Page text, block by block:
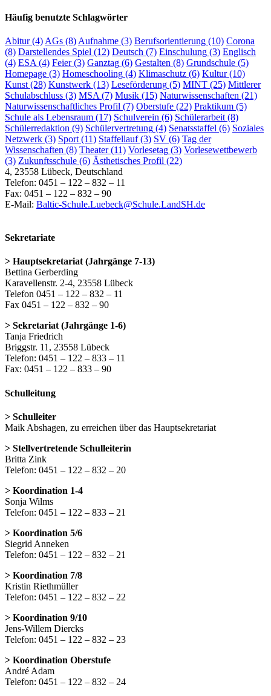
Häufig benutzte Schlagwörter
Abitur(4) AGs (8) Aufnahme (3) Berufsorientierung (10) Corona
(8) Darstellendes Spiel (12) Deutsch (7) Einschulung (3) Englisch
(4) ESA (4) Feier(3) Ganztag (6) Gestalten (8) Grundschule (5)
Homepage (3) Homeschooling (4) Klimaschutz (6) Kultur(10)
Kunst (28) Kunstwerk (13) Leseförderung (5) MINT (25) Mittlerer
Schulabschluss (3) MSA (7) Musik (15) Naturwissenschaften (21)
Naturwissenschaftliches Profil (7) Oberstufe (22) Praktikum (5)
Schule als Lebensraum (17) Schulverein (6) Schülerarbeit (8)
Schülerredaktion (9) Schülervertretung (4) Senatsstaffel (6) Soziales
Netzwerk (3) Sport (11) Staffellauf(3) SV (6) Tag der
Wissenschaften (8) Theater(11) Vorlesetag (3) Vorlesewettbewerb
(3) Zukunftsschule (6) Ästhetisches Profil (22)
4, 23558 Lübeck, Deutschland
Telefon: 0451 – 122 – 832 – 11
Fax: 0451 – 122 – 832 – 90
E-Mail: Baltic-Schule.Luebeck@Schule.LandSH.de
Sekretariate
> Hauptsekretariat (Jahrgänge 7-13)
Bettina Gerberding
Karavellenstr. 2-4, 23558 Lübeck
Telefon 0451 – 122 – 832 – 11
Fax 0451 – 122 – 832 – 90
> Sekretariat (Jahrgänge 1-6)
Tanja Friedrich
Briggstr. 11, 23558 Lübeck
Telefon: 0451 – 122 – 833 – 11
Fax: 0451 – 122 – 833 – 90
Schulleitung
> Schulleiter
Maik Abshagen, zu erreichen über das Hauptsekretariat
> Stellvertretende Schulleiterin
Britta Zink
Telefon: 0451 – 122 – 832 – 20
> Koordination 1-4
Sonja Wilms
Telefon: 0451 – 122 – 833 – 21
> Koordination 5/6
Siegrid Anneken
Telefon: 0451 – 122 – 832 – 21
> Koordination 7/8
Kristin Riethmüller
Telefon: 0451 – 122 – 832 – 22
> Koordination 9/10
Jens-Willem Diercks
Telefon: 0451 – 122 – 832 – 23
> Koordination Oberstufe
André Adam
Telefon: 0451 – 122 – 832 – 24